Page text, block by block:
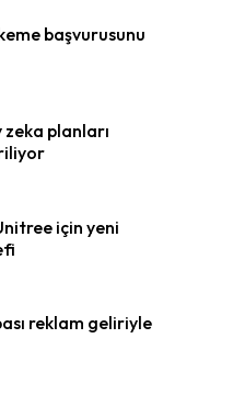
başvurusunu
planları
için yeni
reklam geliriyle